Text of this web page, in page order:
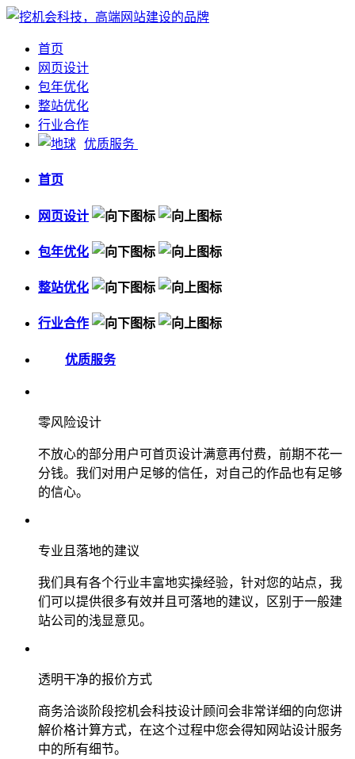
首页
网页设计
包年优化
整站优化
行业合作
优质服务
首页
网页设计
包年优化
整站优化
行业合作
优质服务
零风险设计
不放心的部分用户可首页设计满意再付费，前期不花一
分钱。我们对用户足够的信任，对自己的作品也有足够
的信心。
专业且落地的建议
我们具有各个行业丰富地实操经验，针对您的站点，我
们可以提供很多有效并且可落地的建议，区别于一般建
站公司的浅显意见。
透明干净的报价方式
商务洽谈阶段挖机会科技设计顾问会非常详细的向您讲
解价格计算方式，在这个过程中您会得知网站设计服务
中的所有细节。